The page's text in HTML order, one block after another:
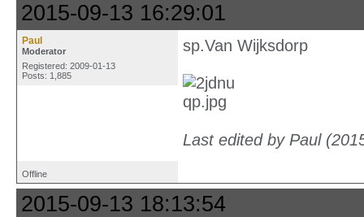
2015-09-13 16:29:01
Paul
Moderator
Registered: 2009-01-13
Posts: 1,885
sp.Van Wijksdorp
Last edited by Paul
Offline
2015-09-13 18:13:54